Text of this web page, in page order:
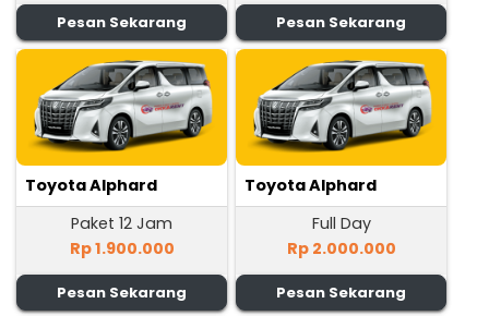
Pesan Sekarang Pesan Sekarang
Toyota Alphard
Paket 12 Jam
Rp 1.900.000
Pesan Sekarang
Toyota Alphard
Full Day
Rp 2.000.000
Pesan Sekarang